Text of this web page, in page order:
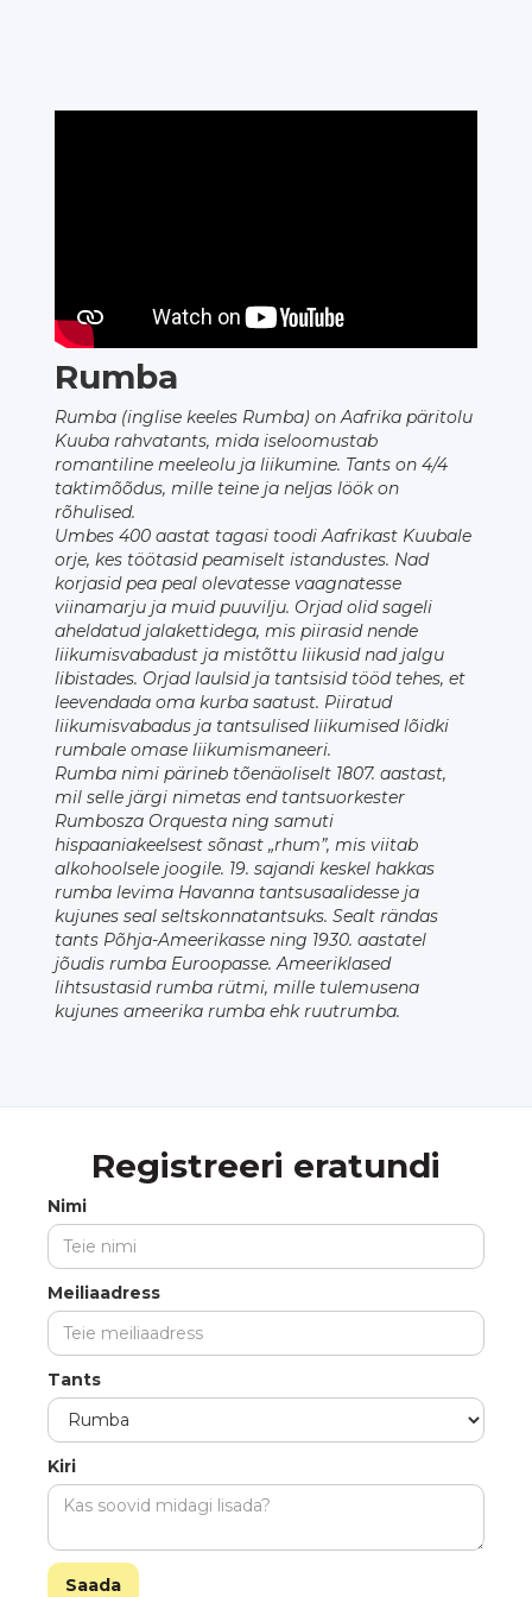
Rumba
Rumba (inglise keeles Rumba) on Aafrika päritolu
Kuuba rahvatants, mida iseloomustab
romantiline meeleolu ja liikumine. Tants on 4/4
taktimõõdus, mille teine ja neljas löök on
rõhulised.
Umbes 400 aastat tagasi toodi Aafrikast Kuubale
orje, kes töötasid peamiselt istandustes. Nad
korjasid pea peal olevatesse vaagnatesse
viinamarju ja muid puuvilju. Orjad olid sageli
aheldatud jalakettidega, mis piirasid nende
liikumisvabadust ja mistõttu liikusid nad jalgu
libistades. Orjad laulsid ja tantsisid tööd tehes, et
leevendada oma kurba saatust. Piiratud
liikumisvabadus ja tantsulised liikumised lõidki
rumbale omase liikumismaneeri.
Rumba nimi pärineb tõenäoliselt 1807. aastast,
mil selle järgi nimetas end tantsuorkester
Rumbosza Orquesta ning samuti
hispaaniakeelsest sõnast „rhum”, mis viitab
alkohoolsele joogile. 19. sajandi keskel hakkas
rumba levima Havanna tantsusaalidesse ja
kujunes seal seltskonnatantsuks. Sealt rändas
tants Põhja-Ameerikasse ning 1930. aastatel
jõudis rumba Euroopasse. Ameeriklased
lihtsustasid rumba rütmi, mille tulemusena
kujunes ameerika rumba ehk ruutrumba.
Registreeri eratundi
Nimi
Meiliaadress
Tants
Kiri